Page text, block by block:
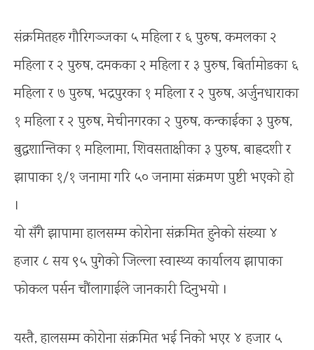
संक्रमितहरु गौरिगञ्जका ५ महिला र ६ पुरुष, कमलका २
महिला र २ पुरुष, दमकका २ महिला र ३ पुरुष, बिर्तामोडका ६
महिला र ७ पुरुष, भद्रपुरका १ महिला र २ पुरुष, अर्जुनधाराका
१ महिला र २ पुरुष, मेचीनगरका २ पुरुष, कन्काईका ३ पुरुष,
बुद्धशान्तिका १ महिलामा, शिवसताक्षीका ३ पुरुष, बाह्रदशी र
झापाका १/१ जनामा गरि ५० जनामा संक्रमण पुष्टी भएको हो
।
यो सँगै झापामा हालसम्म कोरोना संक्रमित हुनेको संख्या ४
हजार ८ सय ९५ पुगेको जिल्ला स्वास्थ्य कार्यालय झापाका
फोकल पर्सन चौंलागाईले जानकारी दिनुभयो ।
यस्तै, हालसम्म कोरोना संक्रमित भई निको भएर ४ हजार ५